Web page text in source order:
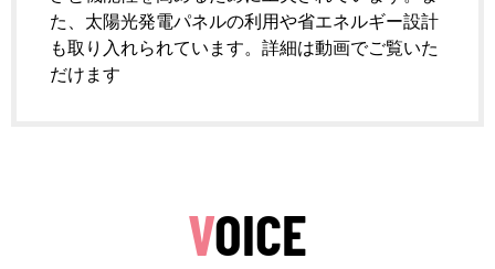
た、太陽光発電パネルの利用や省エネルギー設計
も取り入れられています。詳細は動画でご覧いた
だけます
VOICE